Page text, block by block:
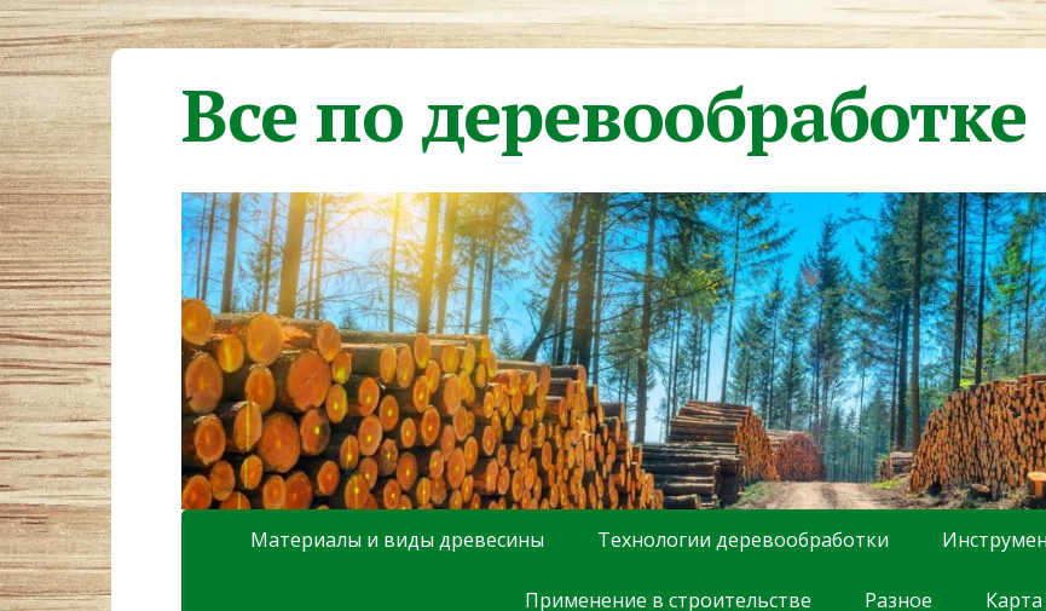
Все по деревообработке
Материалы и виды древесины Технологии деревообработки
Применение в строительстве Разное Карта